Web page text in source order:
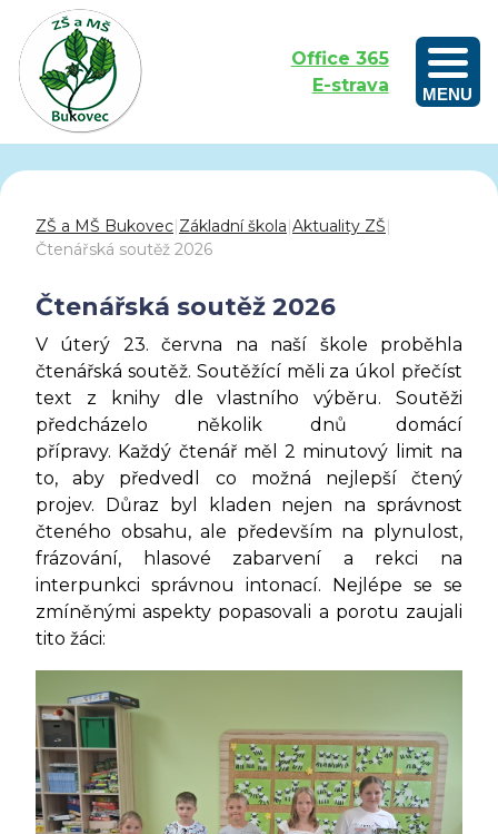
Office 365
E-strava
MENU
ZŠ a MŠ Bukovec|Základní škola|Aktuality ZŠ|
Čtenářská soutěž 2026
Čtenářská soutěž 2026
V úterý 23. června na naší škole proběhla
čtenářská soutěž. Soutěžící měli za úkol přečíst
text z knihy dle vlastního výběru. Soutěži
předcházelo několik dnů domácí
přípravy. Každý čtenář měl 2 minutový limit na
to, aby předvedl co možná nejlepší čtený
projev. Důraz byl kladen nejen na správnost
čteného obsahu, ale především na plynulost,
frázování, hlasové zabarvení a rekci na
interpunkci správnou intonací. Nejlépe se se
zmíněnými aspekty popasovali a porotu zaujali
tito žáci: